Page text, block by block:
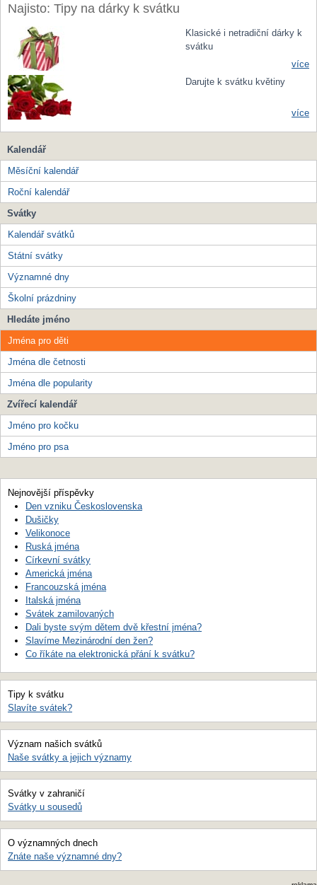
Najisto: Tipy na dárky k svátku
Klasické i netradiční dárky k
svátku
více
Darujte k svátku květiny
více
Kalendář
Měsíční kalendář
Roční kalendář
Svátky
Kalendář svátků
Státní svátky
Významné dny
Školní prázdniny
Hledáte jméno
Jména pro děti
Jména dle četnosti
Jména dle popularity
Zvířecí kalendář
Jméno pro kočku
Jméno pro psa
Nejnovější příspěvky
Den vzniku Československa
Dušičky
Velikonoce
Ruská jména
Církevní svátky
Americká jména
Francouzská jména
Italská jména
Svátek zamilovaných
Dali byste svým dětem dvě křestní jména?
Slavíme Mezinárodní den žen?
Co říkáte na elektronická přání k svátku?
Tipy k svátku
Slavíte svátek?
Význam našich svátků
Naše svátky a jejich významy
Svátky v zahraničí
Svátky u sousedů
O významných dnech
Znáte naše významné dny?